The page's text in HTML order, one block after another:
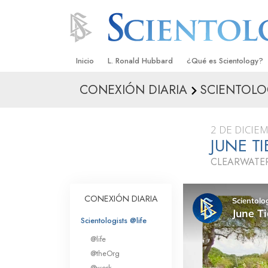
Inicio L. Ronald Hubbard ¿Qué es Scientology?
Creencias y Prácticas
Qué dicen los
Scientology
Conoce a un
Dentro de una Iglesia
Los Principios
Una Introducción a
CONEXIÓN DIARIA
2 DE
JUNE
CONEXIÓN DIARIA
Scientologists @life
@life
@theOrg